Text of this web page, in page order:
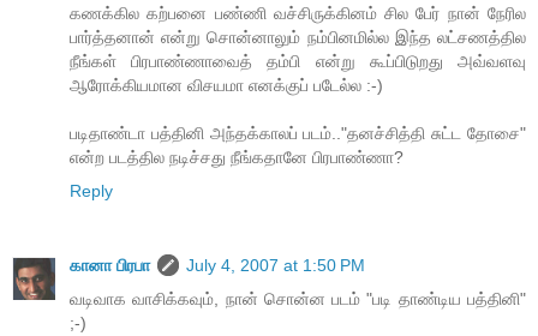
கணக்கில கற்பனை பண்ணி வச்சிருக்கினம் சில பேர் நான் நேரில
பார்த்தனான் என்று சொன்னாலும் நம்பினமில்ல இந்த லட்சணத்தில
நீங்கள் பிரபாண்ணாவைத் தம்பி என்று கூப்பிடுறது அவ்வளவு
ஆரோக்கியமான விசயமா எனக்குப் படேல்ல :-)
படிதாண்டா பத்தினி அந்தக்காலப் படம்.."தனச்சித்தி சுட்ட தோசை"
என்ற படத்தில நடிச்சது நீங்கதானே பிரபாண்ணா?
Reply
கானா பிரபா
July 4, 2007 at 1:50 PM
வடிவாக வாசிக்கவும், நான் சொன்ன படம் "படி தாண்டிய பத்தினி"
;-)